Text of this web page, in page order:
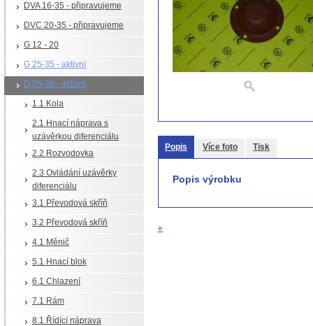
DVA 16-35 - připravujeme
DVC 20-35 - připravujeme
G 12 - 20
G 25-35 - aktivní
D 25-35 - aktivní
1.1 Kola
2.1 Hnací náprava s
uzávěrkou diferenciálu
2.2 Rozvodovka
2.3 Ovládání uzávěrky
diferenciálu
3.1 Převodová skříň
3.2 Převodová skříň
4.1 Měnič
5.1 Hnací blok
6.1 Chlazení
7.1 Rám
8.1 Řídící náprava
Popis Více foto Tisk
Popis výrobku
«